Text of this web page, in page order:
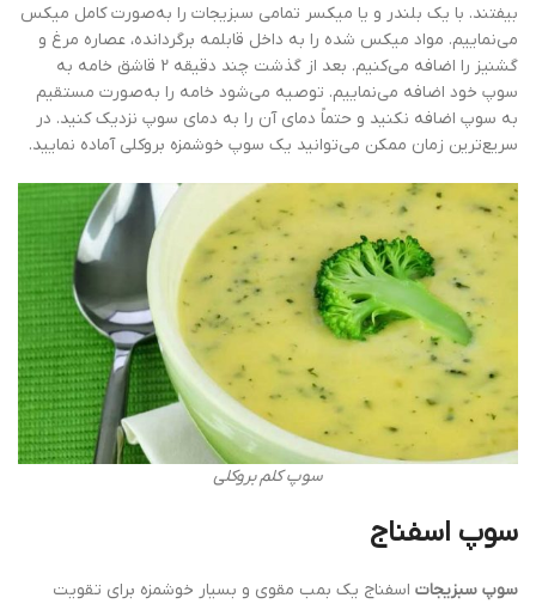
بیفتند. با یک بلندر و یا میکسر تمامی سبزیجات را به‌صورت کامل میکس
می‌نماییم. مواد میکس شده را به داخل قابلمه برگردانده، عصاره مرغ و
گشنیز را اضافه می‌کنیم. بعد از گذشت چند دقیقه 2 قاشق خامه به
سوپ خود اضافه می‌نماییم. توصیه می‌شود خامه را به‌صورت مستقیم
به سوپ اضافه نکنید و حتماً دمای آن را به دمای سوپ نزدیک کنید. در
سریع‌ترین زمان ممکن می‌توانید یک سوپ خوشمزه بروکلی آماده نمایید.
سوپ کلم بروکلی
سوپ اسفناج
سوپ سبزیجات اسفناج یک بمب مقوی و بسیار خوشمزه برای تقویت